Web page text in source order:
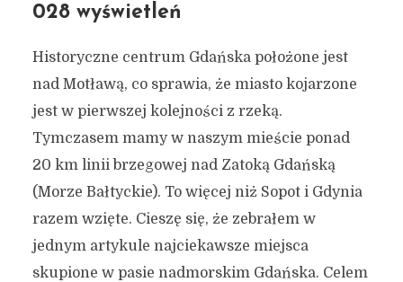
028 wyświetleń
Historyczne centrum Gdańska położone jest
nad Motławą, co sprawia, że miasto kojarzone
jest w pierwszej kolejności z rzeką.
Tymczasem mamy w naszym mieście ponad
20 km linii brzegowej nad Zatoką Gdańską
(Morze Bałtyckie). To więcej niż Sopot i Gdynia
razem wzięte. Cieszę się, że zebrałem w
jednym artykule najciekawsze miejsca
skupione w pasie nadmorskim Gdańska. Celem